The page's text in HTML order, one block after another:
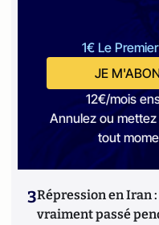
1€ Le
JE
12€/mois
Annulez ou
tout
3Répression en Iran
vraiment passé